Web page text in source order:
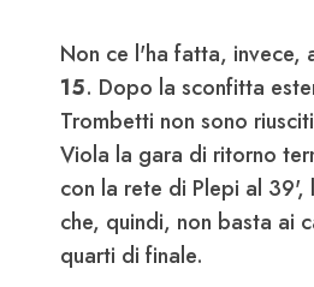
Non ce l'ha fatta, invece,
15. Dopo la sconfitta
Trombetti non sono
Viola la gara di ritorno
con la rete di Plepi al 39',
che, quindi, non basta ai
quarti di finale.